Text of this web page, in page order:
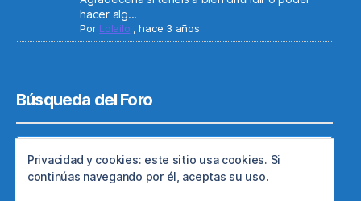
hacer alg...
Por Lolailo ,hace 3 años
Búsqueda del Foro
Privacidad y cookies: este sitio usa cookies. Si
continúas navegando por él, aceptas su uso.